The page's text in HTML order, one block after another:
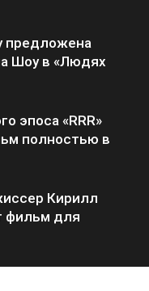
предложена
Шоу в «Людях
эпоса «RRR»
полностью в
Кирилл
фильм для